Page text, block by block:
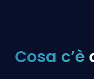
Cosa c’è